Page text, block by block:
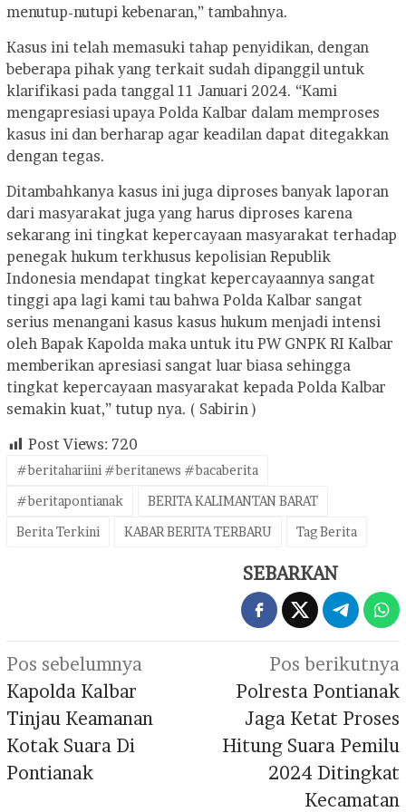
menutup-nutupi kebenaran,” tambahnya.
Kasus ini telah memasuki tahap penyidikan, dengan
beberapa pihak yang terkait sudah dipanggil untuk
klarifikasi pada tanggal 11 Januari 2024. “Kami
mengapresiasi upaya Polda Kalbar dalam memproses
kasus ini dan berharap agar keadilan dapat ditegakkan
dengan tegas.
Ditambahkanya kasus ini juga diproses banyak laporan
dari masyarakat juga yang harus diproses karena
sekarang ini tingkat kepercayaan masyarakat terhadap
penegak hukum terkhusus kepolisian Republik
Indonesia mendapat tingkat kepercayaannya sangat
tinggi apa lagi kami tau bahwa Polda Kalbar sangat
serius menangani kasus kasus hukum menjadi intensi
oleh Bapak Kapolda maka untuk itu PW GNPK RI Kalbar
memberikan apresiasi sangat luar biasa sehingga
tingkat kepercayaan masyarakat kepada Polda Kalbar
semakin kuat,” tutup nya. ( Sabirin )
Post Views: 720
#beritahariini #beritanews #bacaberita
#beritapontianak
BERITA KALIMANTAN BARAT
Berita Terkini
KABAR BERITA TERBARU Tag Berita
SEBARKAN
Navigasi
pos
Pos sebelumnya
Kapolda Kalbar
Tinjau Keamanan
Kotak Suara Di
Pontianak
Pos berikutnya
Polresta Pontianak
Jaga Ketat Proses
Hitung Suara Pemilu
2024 Ditingkat
Kecamatan